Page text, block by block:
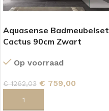
Aquasense Badmeubelset
Cactus 90cm Zwart
Op voorraad
€1262,03 € 759,00